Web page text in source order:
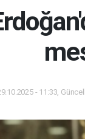
- 11:33,